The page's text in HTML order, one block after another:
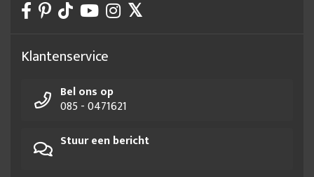
Klantenservice
Bel ons op
085 - 0471621
Stuur een bericht